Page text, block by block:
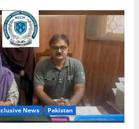
News Pakistan